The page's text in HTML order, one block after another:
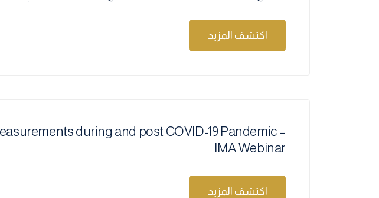
اكتشف المزيد
during and post COVID-19 Pandemic –
IMA Webinar
اكتشف المزيد